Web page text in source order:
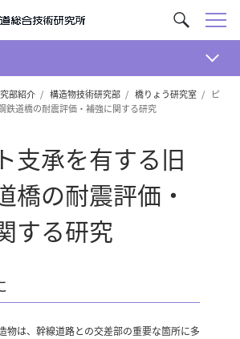
サ
イ
内
を
メ
ー
開
部紹介 構造物技術研究部 橋りょう研究室
ピ
鉄道橋の耐震評価・補強に関する研究
支承を有する旧
橋の耐震評価・
する研究
物は、幹線道路との交差部の重要な箇所に多